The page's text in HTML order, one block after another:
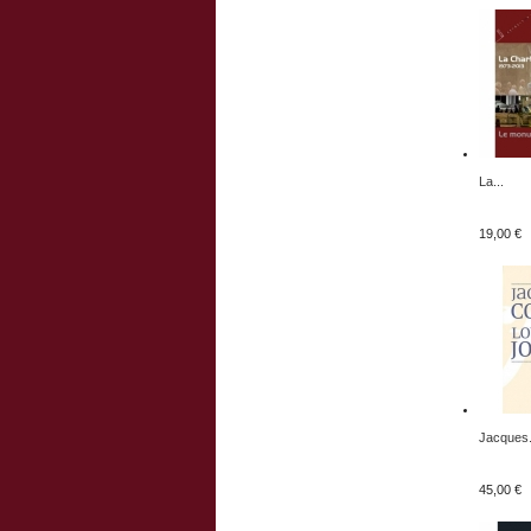
La...
19,00 €
45,00 €